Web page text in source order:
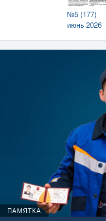
№5 (177)
июнь 2026
ПАМЯТКА